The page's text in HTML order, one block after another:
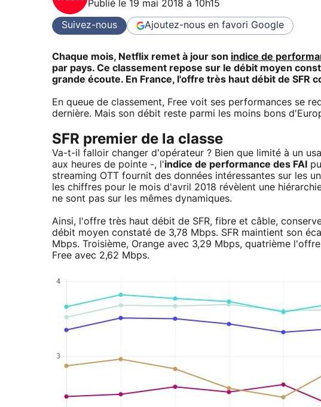
Publié le 19 mai 2018 à 10h15
Suivez-nous Ajoutez-nous en favori Google
Chaque mois, Netflix remet à jour son indice de
par pays. Ce classement repose sur le débit moyen
grande écoute. En France, l'offre très haut débit de SFR
En queue de classement, Free voit ses performances se
dernière. Mais son débit reste parmi les moins bons
SFR premier de la classe
Va-t-il falloir changer d'opérateur ? Bien que limité à un
aux heures de pointe -, l'indice de performance des FAI
streaming OTT fournit des données intéressantes sur les
les chiffres pour le mois d'avril 2018 révèlent une
ne sont pas sur les mêmes dynamiques.
Ainsi, l'offre très haut débit de SFR, fibre et câble,
débit moyen constaté de 3,78 Mbps. SFR maintient son
Mbps. Troisième, Orange avec 3,29 Mbps, quatrième
Free avec 2,62 Mbps.